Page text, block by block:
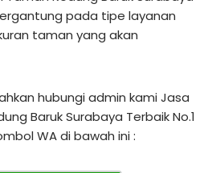
pada tipe layanan
taman yang akan
hubungi admin kami Jasa
Baruk Surabaya Terbaik No.1
WA di bawah ini :